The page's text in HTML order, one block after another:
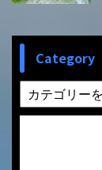
Category